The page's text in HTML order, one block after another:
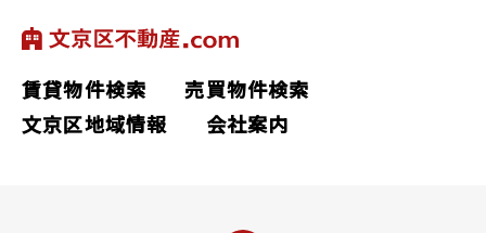
賃貸物件検索
売買物件検索
文京区地域情報
会社案内